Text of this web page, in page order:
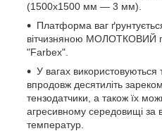
(1500х1500 мм — 3 мм).
Платформа ваг
вітчизняною МОЛОТКОВИЙ
"Farbex".
У вагах використовуються
впродовж десятиліть
тензодатчики, а також їх
агресивному середовищі за
температур.